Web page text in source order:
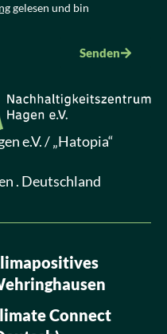
gelesen und bin
Senden
e.V. / „Hatopia“
. Deutschland
Connect